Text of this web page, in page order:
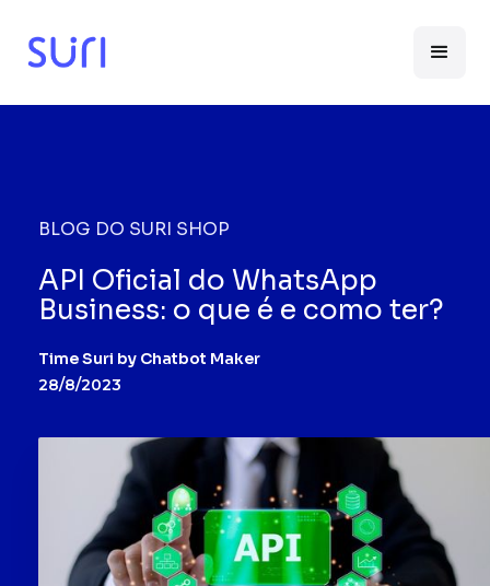
BLOG DO SURI SHOP
API Oficial do WhatsApp
Business: o que é e como ter?
Time Suri by Chatbot Maker
28/8/2023